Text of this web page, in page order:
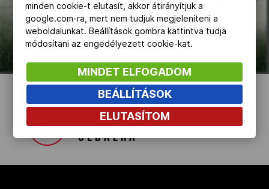
Társszervezetek
biztosít sport táplálékkiegészítőket a
Riói Olimpiára való felkészüléshez. A
képre kattíntva letöltheti, olvashatja a
katalógust.
VISSZA AZ ELŐZŐ
OLDALRA
minden cookie-t elutasít, akkor átirányítjuk a
google.com-ra, mert nem tudjuk megjeleníteni a
weboldalunkat. Beállítások gombra kattintva tudja
módosítani az engedélyezett cookie-kat.
MINDET ELFOGADOM
BEÁLLÍTÁSOK
ELUTASÍTOM